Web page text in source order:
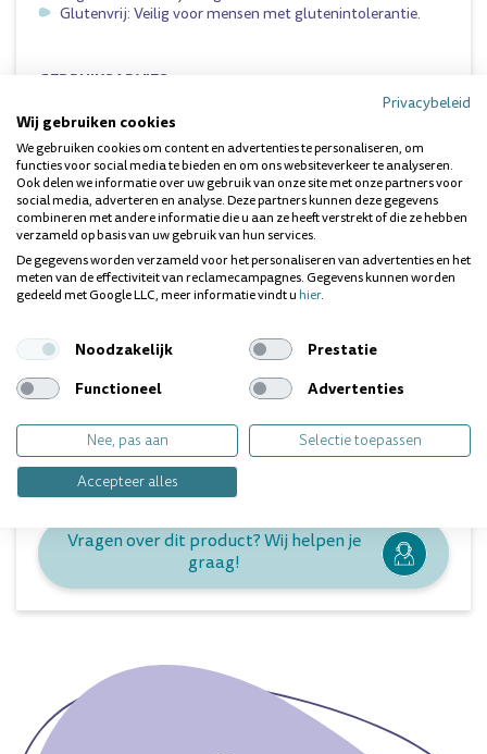
Glutenvrij: Veilig voor mensen met glutenintolerantie.
GEBRUIKSADVIES
Gebruik GUM BIO Mondspoelmiddel als aanvulling op uw
Giet 10 tot 15 ml in de dop (gebruik de maatverdeling).
Spoel gedurende 30 seconden krachtig door de mond.
Spuug uit. Niet doorslikken en niet naspoelen met water.
Gebruik tweemaal daags, na het tandenpoetsen
(bijvoorbeeld met GUM BIO Tandpasta).
INGREDIËNTEN
xylitol, aloë bladsap*, aroma, natriumcitraat,
natriumbenzoaat, water gewonnen uit kamillebloem/ blad/
stam*, kaliumsorbaat, citroenzuur, natriumfluoride,
cocamidopropyl betaïne, Stevia rebaudiana extract,
Geschikt voor volwassenen en kinderen vanaf 7 jaar.
Vragen over dit product? Wij helpen je
graag!
Privacybeleid
Wij gebruiken cookies
We gebruiken cookies om content en advertenties te personaliseren, om
functies voor social media te bieden en om ons websiteverkeer te analyseren.
Ook delen we informatie over uw gebruik van onze site met onze partners voor
social media, adverteren en analyse. Deze partners kunnen deze gegevens
combineren met andere informatie die u aan ze heeft verstrekt of die ze hebben
verzameld op basis van uw gebruik van hun services.
De gegevens worden verzameld voor het personaliseren van advertenties en het
meten van de effectiviteit van reclamecampagnes. Gegevens kunnen worden
gedeeld met Google LLC, meer informatie vindt uhier.
Noodzakelijk
Prestatie
Functioneel
Advertenties
Nee, pas aan
Selectie toepassen
Accepteer alles